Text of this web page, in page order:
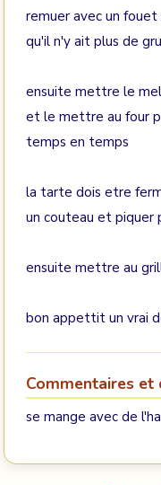
remuer avec un
qu'il n'y ait plus de
ensuite mettre le
et le mettre au four
temps en temps
la tarte dois etre
un couteau et piquer
ensuite mettre au
bon appettit un vrai
Commentaires et
se mange avec de